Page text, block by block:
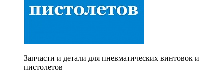
Запчасти и детали для пневматических винтовок и
пистолетов